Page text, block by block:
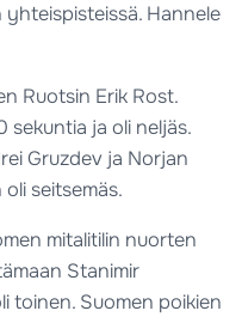
yhteispisteissä. Hannele
Ruotsin Erik Rost.
sekuntia ja oli neljäs.
Gruzdev ja Norjan
seitsemäs.
mitalitilin nuorten
Stanimir
toinen. Suomen poikien